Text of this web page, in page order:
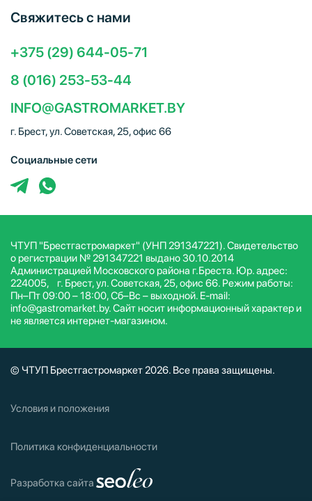
Свяжитесь с нами
+375 (29) 644-05-71
8 (016) 253-53-44
INFO@GASTROMARKET.BY
г. Брест, ул. Советская, 25, офис 66
Социальные сети
ЧТУП "Брестгастромаркет" (УНП 291347221). Свидетельство
о регистрации № 291347221 выдано 30.10.2014
Администрацией Московского района г.Бреста. Юр. адрес:
224005, г. Брест, ул. Советская, 25, офис 66. Режим работы:
Пн–Пт 09:00 – 18:00, Сб–Вс – выходной. E-mail:
info@gastromarket.by. Сайт носит информационный характер и
не является интернет-магазином.
© ЧТУП Брестгастромаркет 2026. Все права защищены.
Условия и положения
Политика конфиденциальности
Разработка сайта